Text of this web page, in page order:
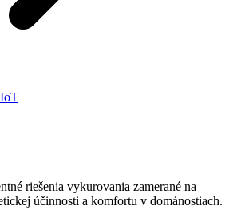
riešenia vykurovania zamerané na
účinnosti a komfortu v dománostiach.